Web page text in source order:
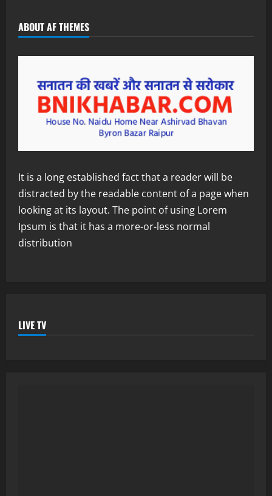
ABOUT AF THEMES
It is a long established fact that a reader will be
distracted by the readable content of a page when
looking at its layout. The point of using Lorem
Ipsum is that it has a more-or-less normal
distribution
LIVE TV